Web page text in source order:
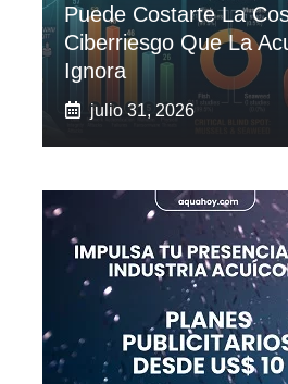
Puede Costarte La
Ciberriesgo Que La
Ignora
julio 31, 2026